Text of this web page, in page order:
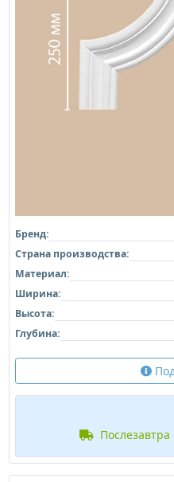
Бренд:
Страна производства:
Материал:
Ширина:
Высота:
Глубина:
послезавтра